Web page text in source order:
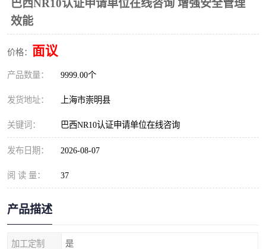
巴西NR10认证申请单位在线咨询 增强安全管理
效能
价格： 面议
产品数量： 9999.00个
发货地址： 上海市崇明县
关键词： 巴西NR10认证申请单位在线咨询
发布日期： 2026-08-07
阅 读 量： 37
产品描述
加工定制 是